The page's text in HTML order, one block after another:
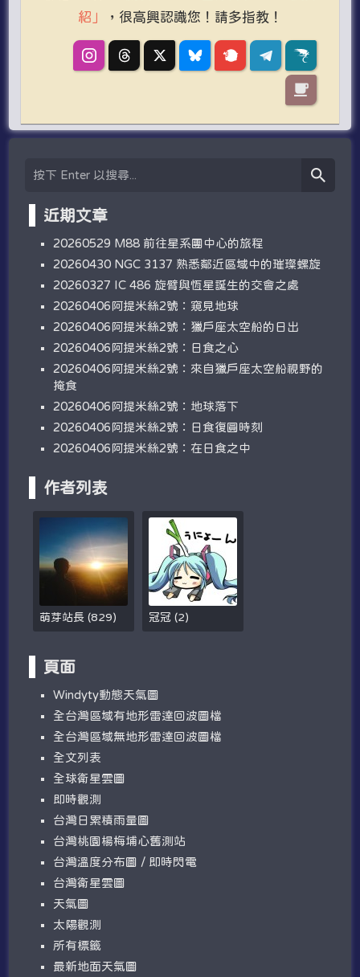
紹」
，很高興認識您！請多指教！
近期文章
20260529 M88 前往星系團中心的旅程
20260430 NGC 3137 熟悉鄰近區域中的璀璨螺旋
20260327 IC 486 旋臂與恆星誕生的交會之處
20260406阿提米絲2號：窺見地球
20260406阿提米絲2號：獵戶座太空船的日出
20260406阿提米絲2號：日食之心
20260406阿提米絲2號：來自獵戶座太空船視野的
掩食
20260406阿提米絲2號：地球落下
20260406阿提米絲2號：日食復圓時刻
20260406阿提米絲2號：在日食之中
作者列表
萌芽站長(829) 冠冠(2)
頁面
W​​indyty動態天氣圖
全台灣區域有地形雷達回波圖檔
全台灣區域無地形雷達回波圖檔
全文列表
全球衛星雲圖
即時觀測
台灣日累積雨量圖
台灣桃園楊梅埔心舊測站
台灣溫度分布圖 / 即時閃電
台灣衛星雲圖
天氣圖
太陽觀測
所有標籤
最新地面天氣圖